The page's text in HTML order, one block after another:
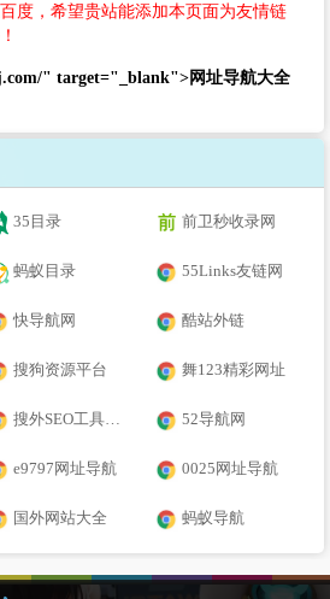
度，希望贵站能添加本页面为友情链
" target="_blank">网址导航大全
35目录 前卫秒收录网
蚂蚁目录 55Links友链网
快导航网 酷站外链
搜狗资源平台 舞123精彩网址
搜外SEO工具大全 52导航网
e9797网址导航 0025网址导航
国外网站大全 蚂蚁导航